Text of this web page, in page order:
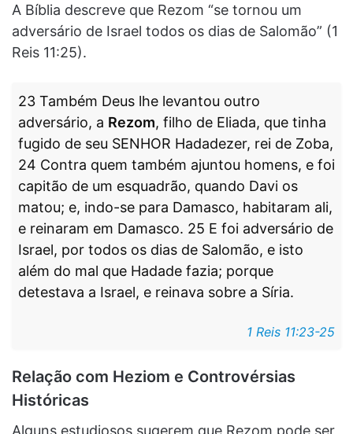
A Bíblia descreve que Rezom “se tornou um
adversário de Israel todos os dias de Salomão” (1
Reis 11:25).
23 Também Deus lhe levantou outro
adversário, a Rezom, filho de Eliada, que tinha
fugido de seu SENHOR Hadadezer, rei de Zoba,
24 Contra quem também ajuntou homens, e foi
capitão de um esquadrão, quando Davi os
matou; e, indo-se para Damasco, habitaram ali,
e reinaram em Damasco. 25 E foi adversário de
Israel, por todos os dias de Salomão, e isto
além do mal que Hadade fazia; porque
detestava a Israel, e reinava sobre a Síria.
1 Reis 11:23-25
Relação com Heziom e Controvérsias
Históricas
Alguns estudiosos sugerem que Rezom pode ser